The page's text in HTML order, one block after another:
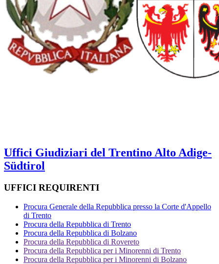
Uffici Giudiziari del Trentino Alto Adige-
Südtirol
UFFICI REQUIRENTI
Procura Generale della Repubblica presso la Corte d'Appello
di Trento
Procura della Repubblica di Trento
Procura della Repubblica di Bolzano
Procura della Repubblica di Rovereto
Procura della Repubblica per i Minorenni di Trento
Procura della Repubblica per i Minorenni di Bolzano